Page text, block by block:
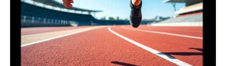
poussière, c'est normal, avant de quitter l'usine, nous allons
également tester la fonction est intacte, 100% sûr que ce n'est
pas des produits utilisés, s'il vous plaît n'hésitez pas à utiliser.
CONSEIL3 : Plus les modèles de démarrage sont de qualité
supérieure, moins il y a de bavures et d'éraflures, plus le
processus de production est raffiné et plus le prix est élevé.
Comme les séries de qualité supérieure：25in-High-grade
Red/32in-High-grade Red/35in-High-grade Silver/35in-High-
grade Yellow.